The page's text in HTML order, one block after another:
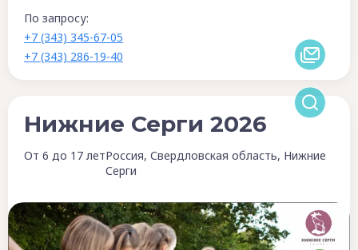
По запросу:
+7 (343) 345-67-05
+7 (343) 286-19-40
Нижние Серги 2026
От 6 до 17 летРоссия, Свердловская область, Нижние
Серги